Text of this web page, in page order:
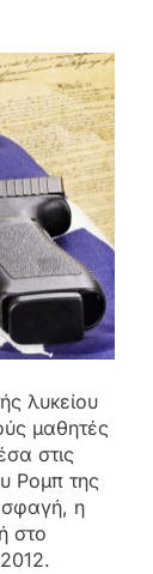
λυκείου
μαθητές
στις
Ρομπ της
σφαγή, η
στο